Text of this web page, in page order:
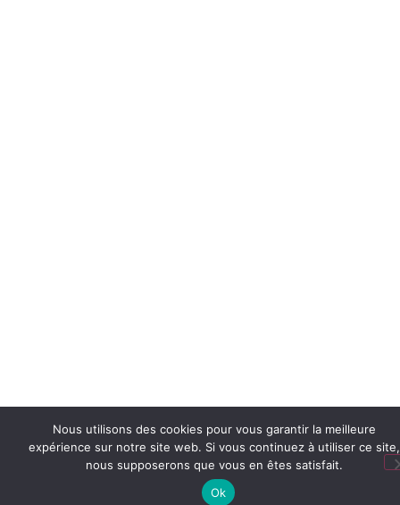
Nous utilisons des cookies pour vous garantir la meilleure
expérience sur notre site web. Si vous continuez à utiliser ce site,
nous supposerons que vous en êtes satisfait.
Ok